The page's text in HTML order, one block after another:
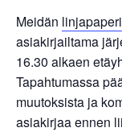
Meidän linjapaperi
asiakirjailtama
16.30 alkaen
Tapahtumassa
muutoksista ja
asiakirjaa ennen